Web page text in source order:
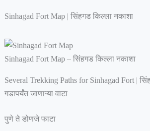
Sinhagad Fort Map | सिंहगड किल्ला नकाशा
Sinhagad Fort Map – सिंहगड किल्ला नकाशा
Several Trekking Paths for Sinhagad Fort |
गडापर्यंत जाणाऱ्या वाटा
पुणे ते डोणजे फाटा